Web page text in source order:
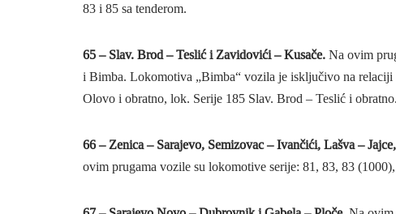
83 i 85 sa tenderom.
65 – Slav. Brod – Teslić i Zavidovići – Kusače. Na ovim
i Bimba. Lokomotiva „Bimba“ vozila je isključivo na
Olovo i obratno, lok. Serije 185 Slav. Brod – Teslić i obratno.
66 – Zenica – Sarajevo, Semizovac – Ivančići, Lašva –
ovim prugama vozile su lokomotive serije: 81, 83, 83